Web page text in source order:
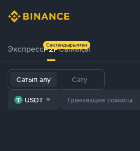
ЭкспрессP2PСыйақы
Сақтандырылған
Сатып алу Сату
USDT